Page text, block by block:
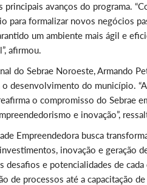
principais avanços do programa.
para formalizar novos negócios
um ambiente mais ágil e
afirmou.
do Sebrae Noroeste, Armando
o desenvolvimento do município.
o compromisso do Sebrae
e inovação”,
Empreendedora busca
inovação e geração
desafios e potencialidades de
de processos até a capacitação